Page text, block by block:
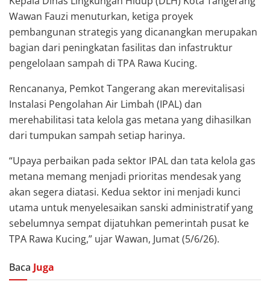
Wawan Fauzi menuturkan, ketiga proyek
pembangunan strategis yang dicanangkan merupakan
bagian dari peningkatan fasilitas dan infastruktur
pengelolaan sampah di TPA Rawa Kucing.
Rencananya, Pemkot Tangerang akan merevitalisasi
Instalasi Pengolahan Air Limbah (IPAL) dan
merehabilitasi tata kelola gas metana yang dihasilkan
dari tumpukan sampah setiap harinya.
“Upaya perbaikan pada sektor IPAL dan tata kelola gas
metana memang menjadi prioritas mendesak yang
akan segera diatasi. Kedua sektor ini menjadi kunci
utama untuk menyelesaikan sanski administratif yang
sebelumnya sempat dijatuhkan pemerintah pusat ke
TPA Rawa Kucing,” ujar Wawan, Jumat (5/6/26).
Baca Juga